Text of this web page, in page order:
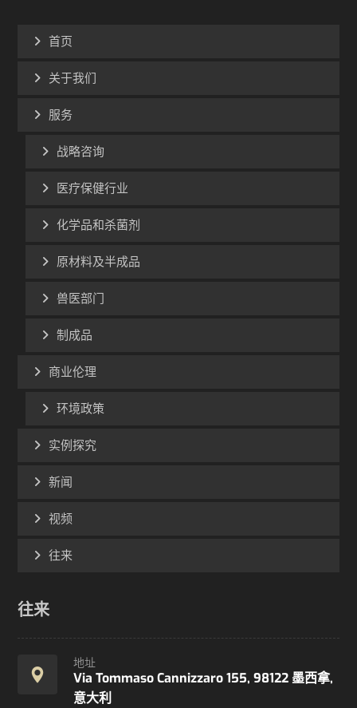
首页
关于我们
服务
战略咨询
医疗保健行业
化学品和杀菌剂
原材料及半成品
兽医部门
制成品
商业伦理
环境政策
实例探究
新闻
视频
往来
往来
地址
Via Tommaso Cannizzaro 155, 98122 墨西拿,
意大利